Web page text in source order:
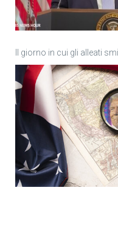
Il giorno in cui gli alleati